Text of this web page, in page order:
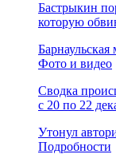
Бастрыкин
которую
Фото и видео
Сводка
с 20 по 22
Утонул
Подробности